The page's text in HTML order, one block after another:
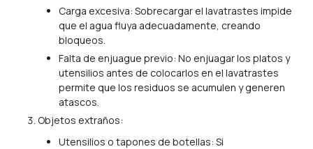
Carga excesiva: Sobrecargar el lavatrastes impide
que el agua fluya adecuadamente, creando
bloqueos.
Falta de enjuague previo: No enjuagar los platos y
utensilios antes de colocarlos en el lavatrastes
permite que los residuos se acumulen y generen
atascos.
Objetos extraños:
Utensilios o tapones de botellas: Si